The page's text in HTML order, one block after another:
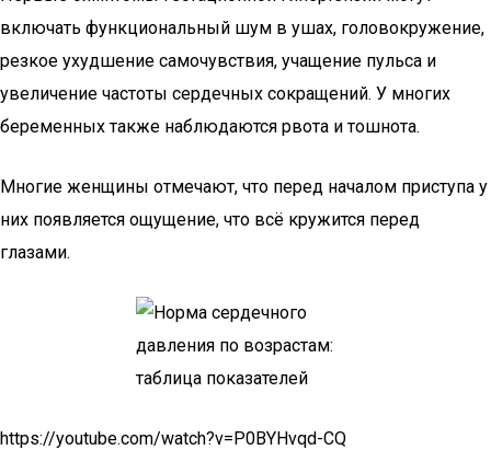
включать функциональный шум в ушах, головокружение,
резкое ухудшение самочувствия, учащение пульса и
увеличение частоты сердечных сокращений. У многих
беременных также наблюдаются рвота и тошнота.
Многие женщины отмечают, что перед началом приступа у
них появляется ощущение, что всё кружится перед
глазами.
https://youtube.com/watch?v=P0BYHvqd-CQ